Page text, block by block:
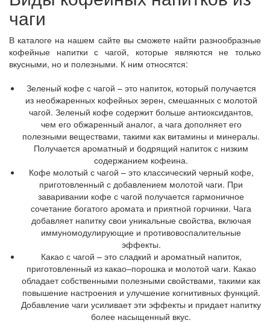
чаги
В каталоге на нашем сайте вы сможете найти разнообразные
кофейные напитки с чагой, которые являются не только
вкусными, но и полезными. К ним относятся:
Зеленый кофе с чагой – это напиток, который получается
из необжаренных кофейных зерен, смешанных с молотой
чагой. Зеленый кофе содержит больше антиоксидантов,
чем его обжаренный аналог, а чага дополняет его
полезными веществами, такими как витамины и минералы.
Получается ароматный и бодрящий напиток с низким
содержанием кофеина.
Кофе молотый с чагой – это классический черный кофе,
приготовленный с добавлением молотой чаги. При
заваривании кофе с чагой получается гармоничное
сочетание богатого аромата и приятной горчинки. Чага
добавляет напитку свои уникальные свойства, включая
иммуномодулирующие и противовоспалительные
эффекты.
Какао с чагой – это сладкий и ароматный напиток,
приготовленный из какао–порошка и молотой чаги. Какао
обладает собственными полезными свойствами, такими как
повышение настроения и улучшение когнитивных функций.
Добавление чаги усиливает эти эффекты и придает напитку
более насыщенный вкус.